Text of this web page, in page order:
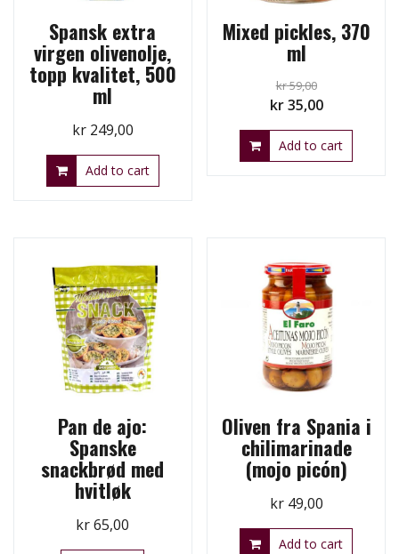
Spansk extra
virgen olivenolje,
topp kvalitet, 500
ml
kr249,00
Add to cart
Mixed pickles, 370
ml
kr59,00
Original
price
was:
kr35,00Current
price
is:
Add to cart
Pan de ajo:
Spanske
snackbrød med
hvitløk
kr65,00
Oliven fra Spania i
chilimarinade
(mojo picón)
kr49,00
Add to cart